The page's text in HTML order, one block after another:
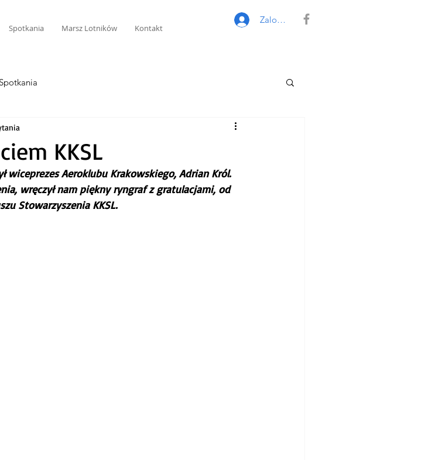
Spotkania Marsz Lotników Kontakt
Zaloguj się
Spotkania
KKSL
wiceprezes Aeroklubu Krakowskiego, Adrian Król.
wręczył nam piękny ryngraf z gratulacjami, od
Stowarzyszenia KKSL.